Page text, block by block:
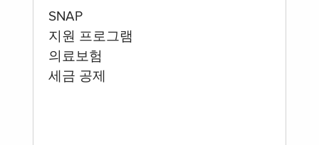
SNAP
지원 프로그램
의료보험
세금 공제